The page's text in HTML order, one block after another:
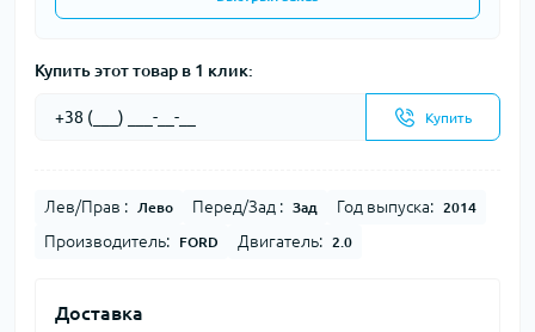
Купить этот товар в 1 клик:
Купить
Лев/Прав : Лево Перед/Зад : Зад Год выпуска: 2014
Производитель: FORD Двигатель: 2.0
Доставка